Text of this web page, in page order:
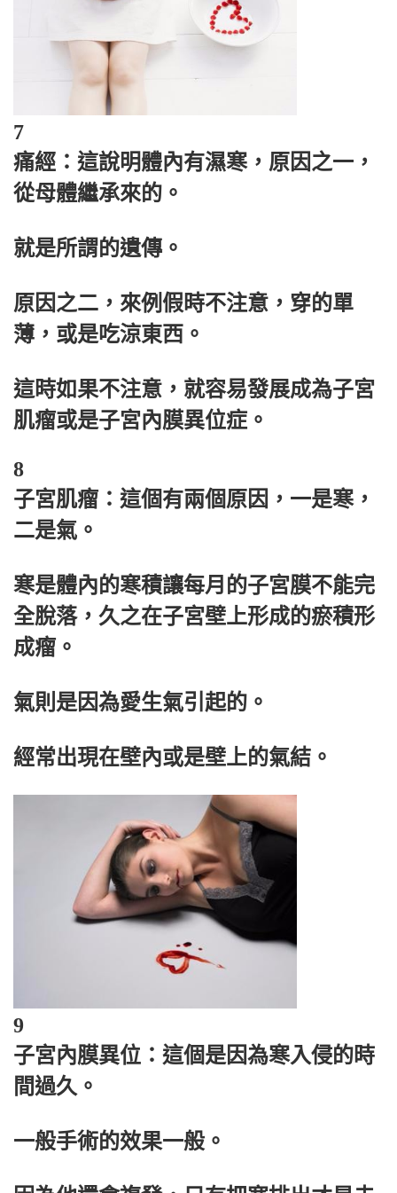
7
痛經：這說明體內有濕寒，原因之一，
從母體繼承來的。
就是所謂的遺傳。
原因之二，來例假時不注意，穿的單
薄，或是吃涼東西。
這時如果不注意，就容易發展成為子宮
肌瘤或是子宮內膜異位症。
8
子宮肌瘤：這個有兩個原因，一是寒，
二是氣。
寒是體內的寒積讓每月的子宮膜不能完
全脫落，久之在子宮壁上形成的瘀積形
成瘤。
氣則是因為愛生氣引起的。
經常出現在壁內或是壁上的氣結。
9
子宮內膜異位：這個是因為寒入侵的時
間過久。
一般手術的效果一般。